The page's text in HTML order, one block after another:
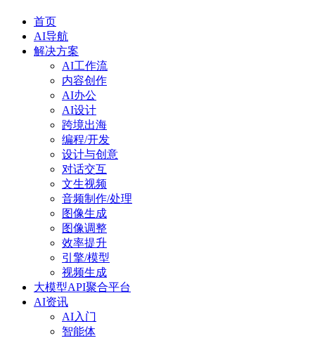
首页
AI导航
解决方案
AI工作流
内容创作
AI办公
AI设计
跨境出海
编程/开发
设计与创意
对话交互
文生视频
音频制作/处理
图像生成
图像调整
效率提升
引擎/模型
视频生成
大模型API聚合平台
AI资讯
AI入门
智能体